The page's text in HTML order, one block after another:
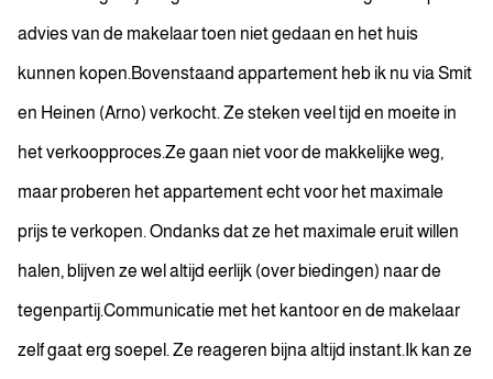
advies van de makelaar toen niet gedaan en het huis
kunnen kopen.Bovenstaand appartement heb ik nu via Smit
en Heinen (Arno) verkocht. Ze steken veel tijd en moeite in
het verkoopproces.Ze gaan niet voor de makkelijke weg,
maar proberen het appartement echt voor het maximale
prijs te verkopen. Ondanks dat ze het maximale eruit willen
halen, blijven ze wel altijd eerlijk (over biedingen) naar de
tegenpartij.Communicatie met het kantoor en de makelaar
zelf gaat erg soepel. Ze reageren bijna altijd instant.Ik kan ze